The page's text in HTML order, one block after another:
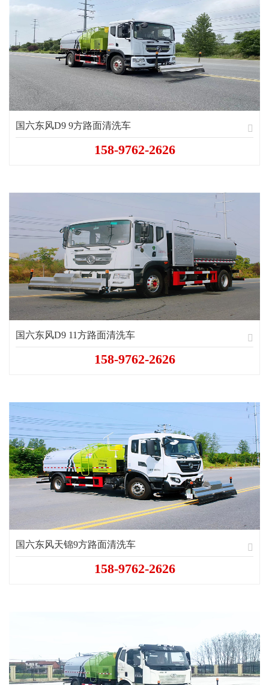
国六东风D9 9方路面清洗车
158-9762-2626
国六东风D9 11方路面清洗车
158-9762-2626
国六东风天锦9方路面清洗车
158-9762-2626